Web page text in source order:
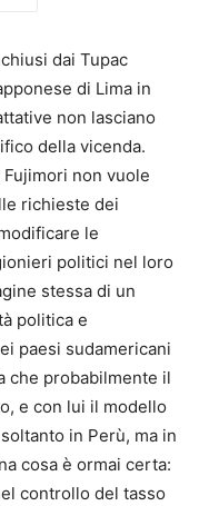
dai Tupac
di Lima in
non lasciano
della vicenda.
non vuole
richieste dei
le
politici nel loro
stessa di un
politica e
paesi sudamericani
che probabilmente il
e con lui il modello
in Perù, ma in
cosa è ormai certa:
controllo del tasso